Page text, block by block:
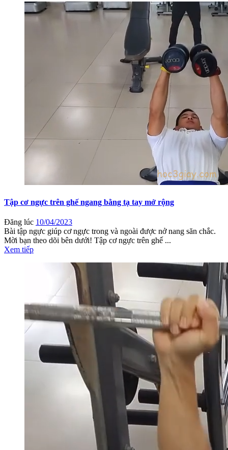
Tập cơ ngực trên ghế ngang bằng tạ tay mở rộng
Đăng lúc 10/04/2023
Bài tập ngực giúp cơ ngực trong và ngoài được nở nang săn chắc.
Mời bạn theo dõi bên dưới! Tập cơ ngực trên ghế ...
Xem tiếp